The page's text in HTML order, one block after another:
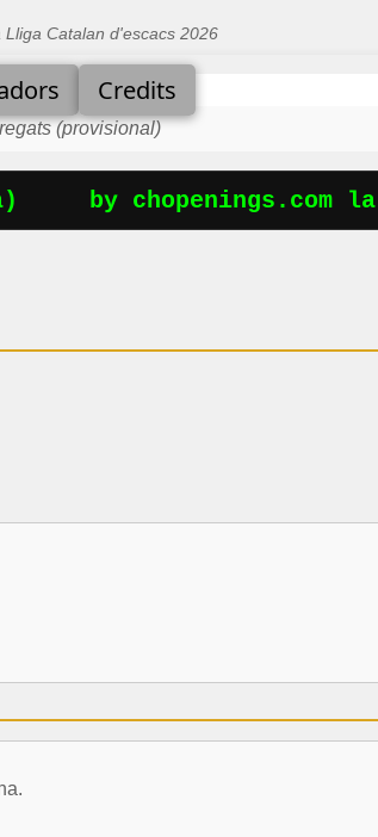
Catalan d'escacs 2026
Credits
(provisional)
by chopenings.com